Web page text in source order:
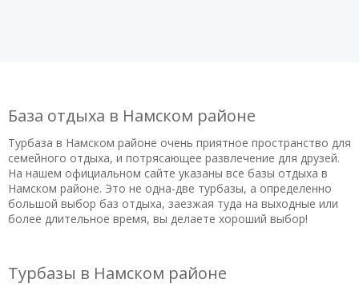
База отдыха в Намском районе
Турбаза в Намском районе очень приятное пространство для
семейного отдыха, и потрясающее развлечение для друзей.
На нашем официальном сайте указаны все базы отдыха в
Намском районе. Это не одна-две турбазы, а определенно
большой выбор баз отдыха, заезжая туда на выходные или
более длительное время, вы делаете хороший выбор!
Турбазы в Намском районе